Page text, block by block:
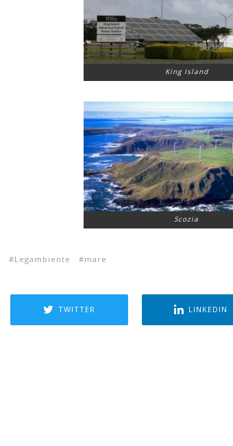
King Island
Scozia
Legambiente mare
TWITTER LINKEDIN